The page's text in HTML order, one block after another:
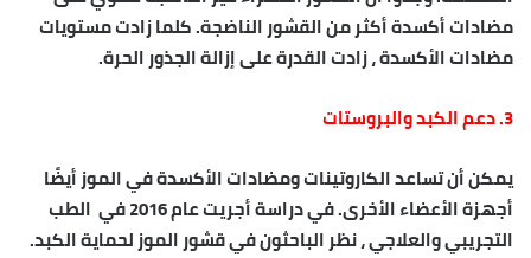
مضادات أكسدة أكثر من القشور الناضجة. كلما زادت مستويات
مضادات الأكسدة ، زادت القدرة على إزالة الجذور الحرة.
3. دعم الكبد والبروستات
يمكن أن تساعد الكاروتينات ومضادات الأكسدة في الموز أيضًا
أجهزة الأعضاء الأخرى. في دراسة أجريت عام 2016 في الطب
التجريبي والعلاجي ، نظر الباحثون في قشور الموز لحماية الكبد.